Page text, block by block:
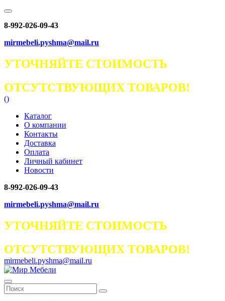
8-992-026-09-43
mirmebeli.pyshma@mail.ru
УТОЧНЯЙТЕ СТОИМОСТЬ
ОТСУТСТВУЮЩИХ ТОВАРОВ!
()
Каталог
О компании
Контакты
Доставка
Оплата
Личный кабинет
Новости
8-992-026-09-43
mirmebeli.pyshma@mail.ru
УТОЧНЯЙТЕ СТОИМОСТЬ
ОТСУТСТВУЮЩИХ ТОВАРОВ!
mirmebeli.pyshma@mail.ru